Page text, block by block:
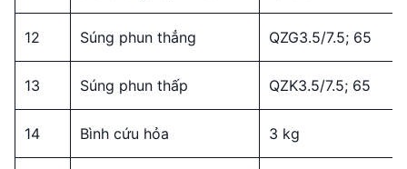
12 Súng phun thẳng QZG3.5/7.5; 65
13 Súng phun thấp QZK3.5/7.5; 65
14 Bình cứu hỏa 3 kg